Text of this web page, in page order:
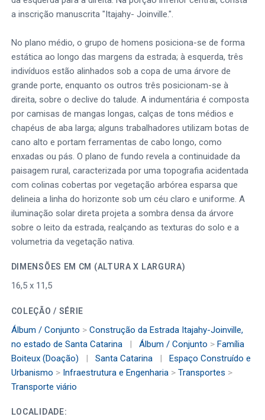
a inscrição manuscrita "Itajahy- Joinville.".
No plano médio, o grupo de homens posiciona-se de forma
estática ao longo das margens da estrada; à esquerda, três
indivíduos estão alinhados sob a copa de uma árvore de
grande porte, enquanto os outros três posicionam-se à
direita, sobre o declive do talude. A indumentária é composta
por camisas de mangas longas, calças de tons médios e
chapéus de aba larga; alguns trabalhadores utilizam botas de
cano alto e portam ferramentas de cabo longo, como
enxadas ou pás. O plano de fundo revela a continuidade da
paisagem rural, caracterizada por uma topografia acidentada
com colinas cobertas por vegetação arbórea esparsa que
delineia a linha do horizonte sob um céu claro e uniforme. A
iluminação solar direta projeta a sombra densa da árvore
sobre o leito da estrada, realçando as texturas do solo e a
volumetria da vegetação nativa.
DIMENSÕES EM CM (ALTURA X LARGURA)
16,5 x 11,5
COLEÇÃO / SÉRIE
Álbum / Conjunto > Construção da Estrada Itajahy-Joinville,
no estado de Santa Catarina
| Álbum / Conjunto > Família
Boiteux (Doação)
| Santa Catarina |
Espaço Construído e
Urbanismo > Infraestrutura e Engenharia> Transportes >
Transporte viário
LOCALIDADE: